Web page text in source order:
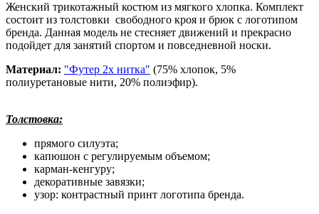
Женский трикотажный костюм из мягкого хлопка. Комплект
состоит из толстовки свободного кроя и брюк с логотипом
бренда. Данная модель не стесняет движений и прекрасно
подойдет для занятий спортом и повседневной носки.
Материал: "Футер 2х нитка" (75% хлопок, 5%
полиуретановые нити, 20% полиэфир).
Толстовка:
прямого силуэта;
капюшон с регулируемым объемом;
карман-кенгуру;
декоративные завязки;
узор: контрастный принт логотипа бренда.